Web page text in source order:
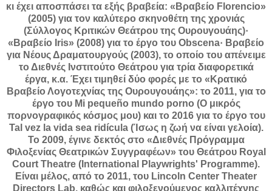
κι έχει αποσπάσει τα εξής βραβεία: «Βραβείο Florencio»
(2005) για τον καλύτερο σκηνοθέτη της χρονιάς
(Σύλλογος Κριτικών Θεάτρου της Ουρουγουάης)·
«Βραβείο Iris» (2008) για το έργο του Obscena· Βραβείο
για Νέους Δραματουργούς (2003), το οποίο του απένειμε
το Διεθνές Ινστιτούτο Θεάτρου για τρία διαφορετικά
έργα, κ.α. Έχει τιμηθεί δύο φορές με το «Κρατικό
Βραβείο Λογοτεχνίας της Ουρουγουάης»: το 2011, για το
έργο του Mi pequeño mundo porno (Ο μικρός
πορνογραφικός κόσμος μου) και το 2016 για το έργο του
Tal vez la vida sea ridícula (Ίσως η ζωή να είναι γελοία).
Το 2009, έγινε δεκτός στο «Διεθνές Πρόγραμμα
Φιλοξενίας Θεατρικών Συγγραφέων» του Θεάτρου Royal
Court Theatre (International Playwrights' Programme).
Είναι μέλος, από το 2011, του Lincoln Center Theater
Directors Lab, καθώς και φιλοξενούμενος καλλιτέχνης